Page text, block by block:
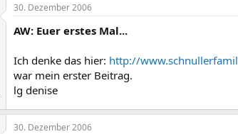
n
30. Dezember 2006
AW: Euer erstes Mal...
Ich denke das hier: http://
war mein erster Beitrag.
lg denise
30. Dezember 2006